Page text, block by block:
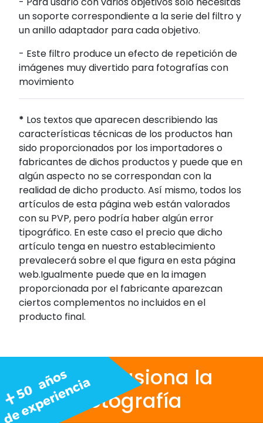
un soporte correspondiente a la serie del filtro y
un anillo adaptador para cada objetivo.
- Este filtro produce un efecto de repetición de
imágenes muy divertido para fotografías con
movimiento
* Los textos que aparecen describiendo las
características técnicas de los productos han
sido proporcionados por los importadores o
fabricantes de dichos productos y puede que en
algún aspecto no se correspondan con la
realidad de dicho producto. Así mismo, todos los
artículos de esta página web están valorados
con su PVP, pero podría haber algún error
tipográfico. En este caso el precio que dicho
artículo tenga en nuestro establecimiento
prevalecerá sobre el que figura en esta página
web.Igualmente puede que en la imagen
proporcionada por el fabricante aparezcan
ciertos complementos no incluidos en el
producto final.
Nos apasiona la
fotografía